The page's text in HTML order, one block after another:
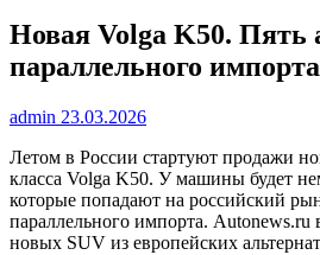
Новая Volga K50. Пять
параллельного
admin 23.03.2026
Летом в России стартуют продажи
класса Volga K50. У машины будет
которые попадают на российский
параллельного импорта.
новых SUV из европейских